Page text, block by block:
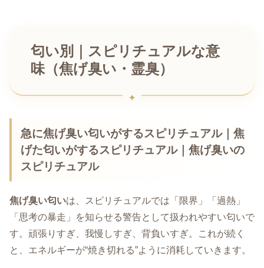
匂い別｜スピリチュアルな意
味（焦げ臭い・霊臭）
急に焦げ臭い匂いがするスピリチュアル｜焦
げた匂いがするスピリチュアル｜焦げ臭いの
スピリチュアル
焦げ臭い匂いは、スピリチュアルでは「限界」「過熱」
「思考の暴走」を知らせる警告として扱われやすい匂いで
す。頑張りすぎ、我慢しすぎ、背負いすぎ。これが続く
と、エネルギーが“焼き切れる”ように消耗していきます。